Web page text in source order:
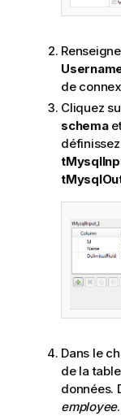
de
Cliquez
schema
Dans le
de la
données.
employee.